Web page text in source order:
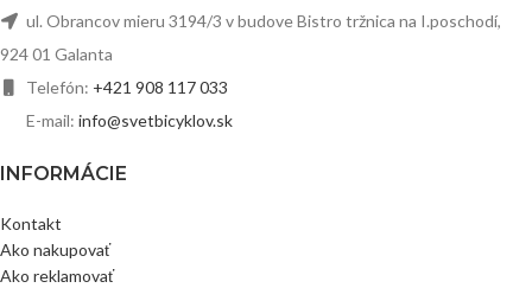
ul. Obrancov mieru 3194/3 v budove Bistro tržnica na I.poschodí,
924 01 Galanta
Telefón: +421 908 117 033
E-mail: info@svetbicyklov.sk
INFORMÁCIE
Kontakt
Ako nakupovať
Ako reklamovať